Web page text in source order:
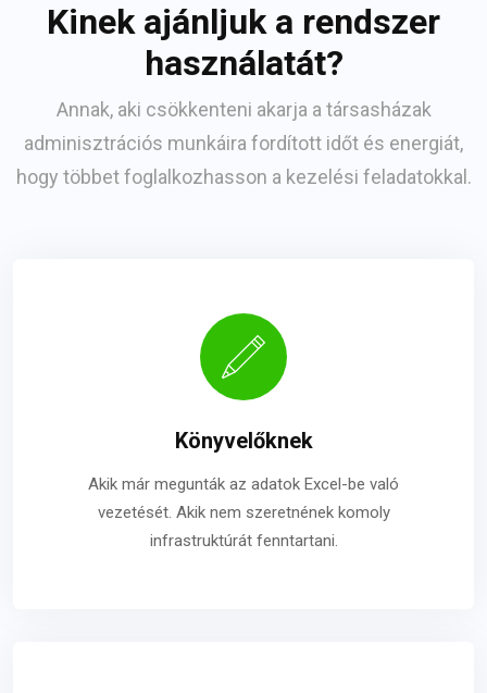
Kinek ajánljuk a rendszer
használatát?
Annak, aki csökkenteni akarja a társasházak
adminisztrációs munkáira fordított időt és energiát,
hogy többet foglalkozhasson a kezelési feladatokkal.
Könyvelőknek
Akik már megunták az adatok Excel-be való
vezetését. Akik nem szeretnének komoly
infrastruktúrát fenntartani.